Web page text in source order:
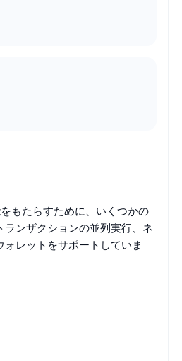
もたらすために、いくつかの
ンザクションの並列実行、ネ
レットをサポートしていま